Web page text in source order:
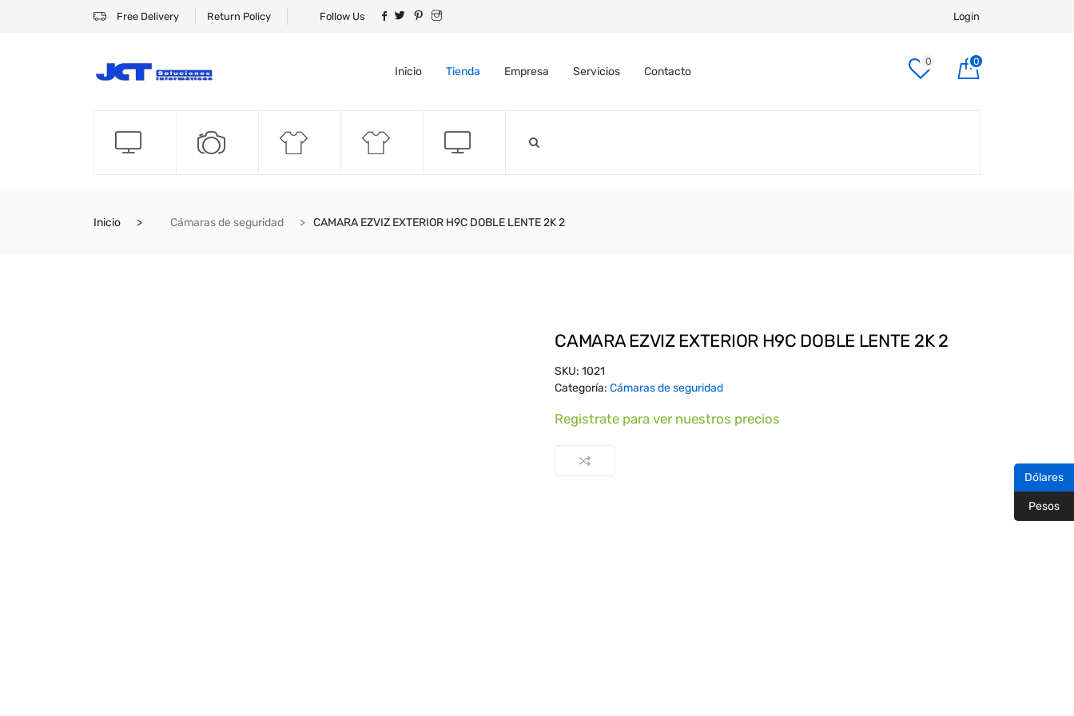
Free Delivery Return Policy Follow Us Login
Inicio Tienda Empresa Servicios Contacto
0 0
Inicio Cámaras de seguridad CAMARA EZVIZ EXTERIOR H9C DOBLE LENTE 2K 2
CAMARA EZVIZ EXTERIOR H9C DOBLE LENTE 2K 2
SKU:1021
Categoría:Cámaras de seguridad
Registrate para ver nuestros precios
Dólares
Pesos